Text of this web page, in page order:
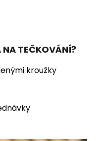
NA TEČKOVÁNÍ?
kroužky